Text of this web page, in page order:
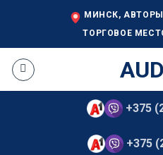
МИНСК,
ТОРГОВОЕ
+375
+375